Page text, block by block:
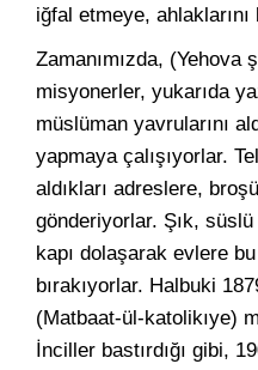
iğfal etmeye,
Zamanımızda,
misyonerler, yukarıda
müslüman yavrularını
yapmaya çalışıyorlar.
aldıkları adreslere,
gönderiyorlar. Şık,
kapı dolaşarak evlere
bırakıyorlar. Halbuki
(Matbaat-ül-katolikıye)
İnciller bastırdığı gibi,